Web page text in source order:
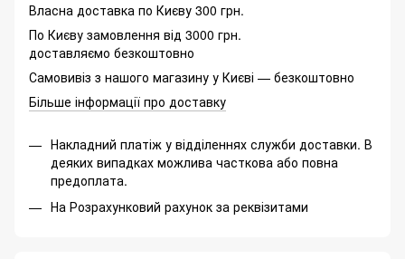
Власна доставка по Києву 300 грн.
По Києву замовлення від 3000 грн.
доставляємо безкоштовно
Самовивіз з нашого магазину у Києві — безкоштовно
Більше інформації про доставку
Накладний платіж у відділеннях служби доставки. В
деяких випадках можлива часткова або повна
предоплата.
На Розрахунковий рахунок за реквізитами